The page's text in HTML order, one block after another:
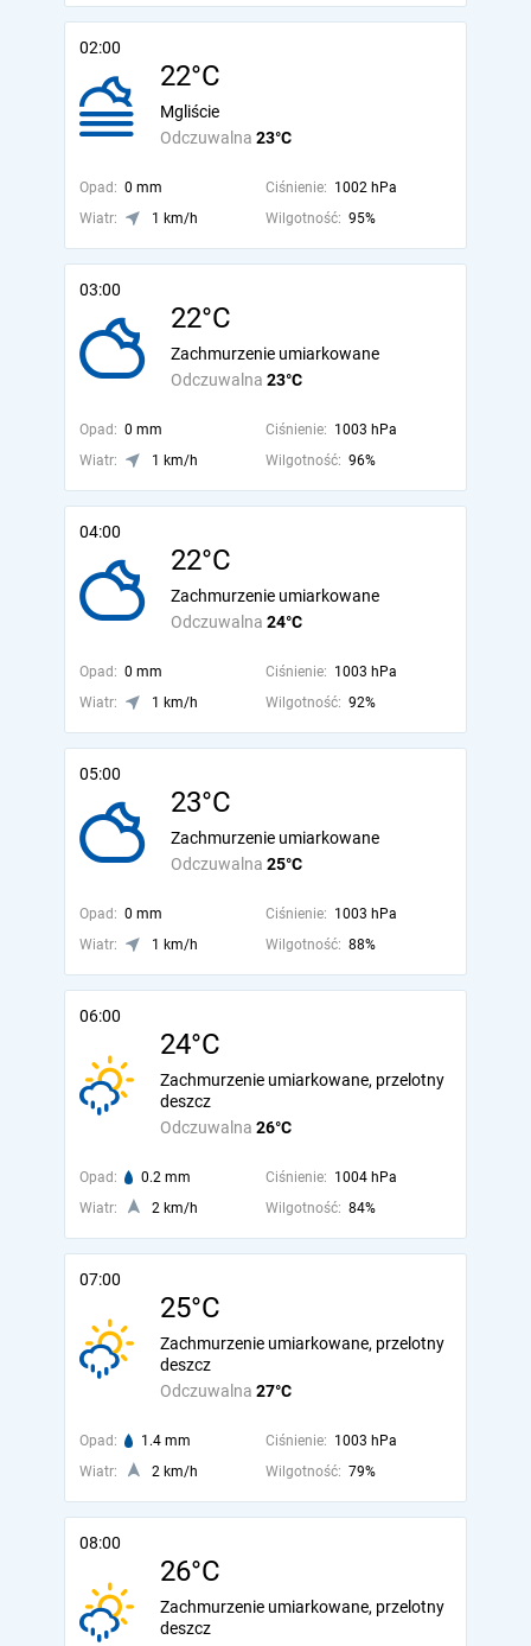
02:00
22°C
Odczuwalna 23°C
Mgliście
Opad: 0 mm Ciśnienie: 1002 hPa
Wiatr:
1 km/h Wilgotność: 95%
03:00
22°C
Odczuwalna 23°C
Zachmurzenie umiarkowane
Opad: 0 mm Ciśnienie: 1003 hPa
Wiatr:
1 km/h Wilgotność: 96%
04:00
22°C
Odczuwalna 24°C
Zachmurzenie umiarkowane
Opad: 0 mm Ciśnienie: 1003 hPa
Wiatr:
1 km/h Wilgotność: 92%
05:00
23°C
Odczuwalna 25°C
Zachmurzenie umiarkowane
Opad: 0 mm Ciśnienie: 1003 hPa
Wiatr:
1 km/h Wilgotność: 88%
06:00
24°C
Odczuwalna 26°C
Zachmurzenie umiarkowane, przelotny
deszcz
Opad: 0.2 mm Ciśnienie: 1004 hPa
Wiatr:
2 km/h Wilgotność: 84%
07:00
25°C
Odczuwalna 27°C
Zachmurzenie umiarkowane, przelotny
deszcz
Opad: 1.4 mm Ciśnienie: 1003 hPa
Wiatr:
2 km/h Wilgotność: 79%
08:00
26°C
Zachmurzenie umiarkowane, przelotny
deszcz